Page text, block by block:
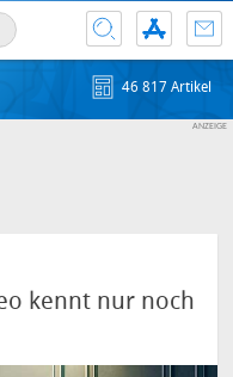
46 817 Artikel
kennt nur noch